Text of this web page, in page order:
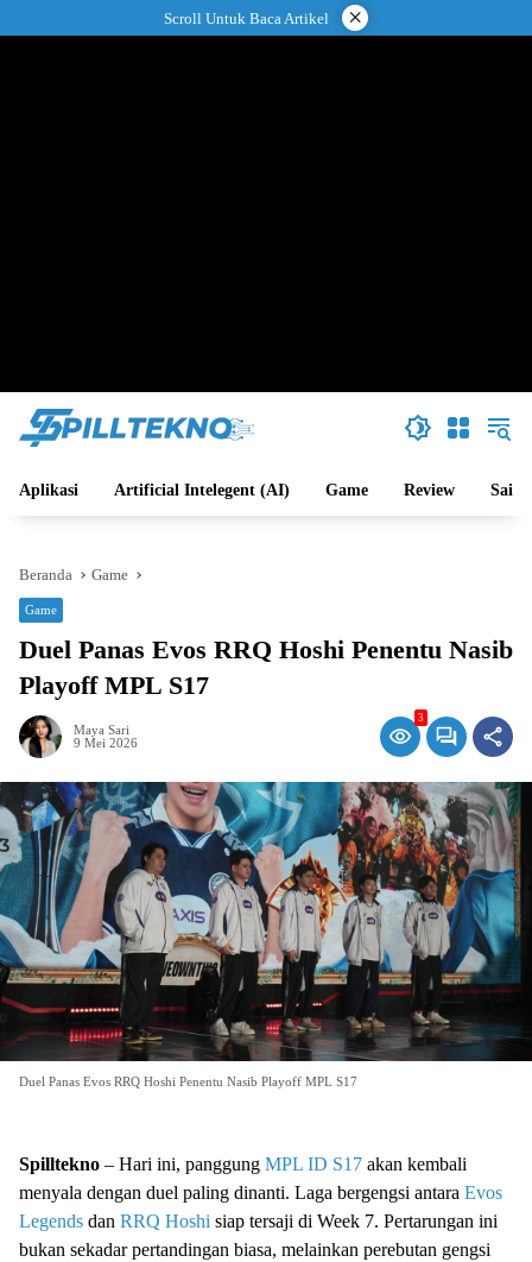
ke
Scroll Untuk Baca Artikel ×
Aplikasi Artificial Intelegent (AI) Game Review Sains
Beranda Game
Game
Duel Panas Evos RRQ Hoshi Penentu Nasib
Playoff MPL S17
Maya Sari
9 Mei 2026
3
Duel Panas Evos RRQ Hoshi Penentu Nasib Playoff MPL S17
Spilltekno – Hari ini, panggung MPL ID S17 akan kembali
menyala dengan duel paling dinanti. Laga bergengsi antara Evos
Legends dan RRQ Hoshi siap tersaji di Week 7. Pertarungan ini
bukan sekadar pertandingan biasa, melainkan perebutan gengsi